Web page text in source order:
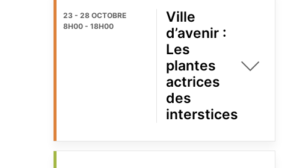
23 - 28 OCTOBRE
8H00 - 18H00
Ville
d’avenir :
Les
plantes
actrices
des
interstices